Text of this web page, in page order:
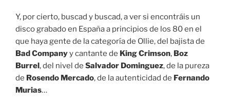
Y, por cierto, buscad y buscad, a ver si encontráis un
disco grabado en España a principios de los 80 en el
que haya gente de la categoría de Ollie, del bajista de
Bad Companyy cantante de King Crimson, Boz
Burrel, del nivel de Salvador Dominguez, de la pureza
de Rosendo Mercado, de la autenticidad de Fernando
Murias…